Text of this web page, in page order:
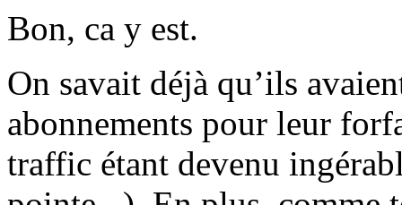
Bon, ca y est.
On savait déjà qu’ils
abonnements pour leur
traffic étant devenu